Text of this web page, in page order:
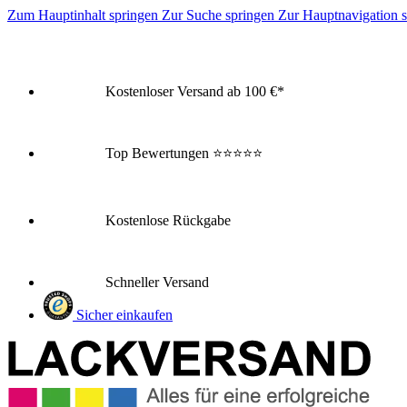
Zum Hauptinhalt springen Zur Suche springen Zur Hauptnavigation
Kostenloser Versand ab 100 €*
Top Bewertungen ⭐⭐⭐⭐⭐
Kostenlose Rückgabe
Schneller Versand
Sicher einkaufen